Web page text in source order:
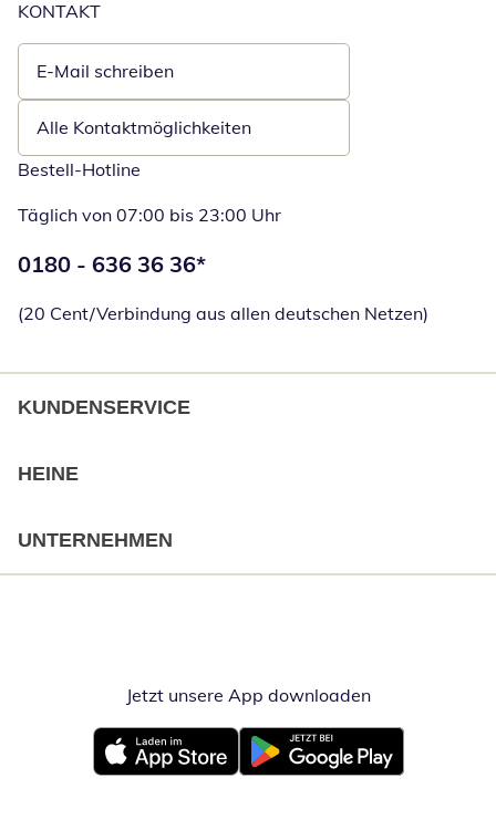
KONTAKT
E-Mail schreiben
Öffnet E-Mail-Client
Alle Kontaktmöglichkeiten
Bestell-Hotline
Täglich von 07:00 bis 23:00 Uhr
Telefonnummer:
0180 - 636 36 36*
(20 Cent/Verbindung aus allen deutschen Netzen)
KUNDENSERVICE
HEINE
UNTERNEHMEN
Jetzt unsere App downloadenÖffnet in
Öffnet in neuem FensterÖffnet in neuem Fenster